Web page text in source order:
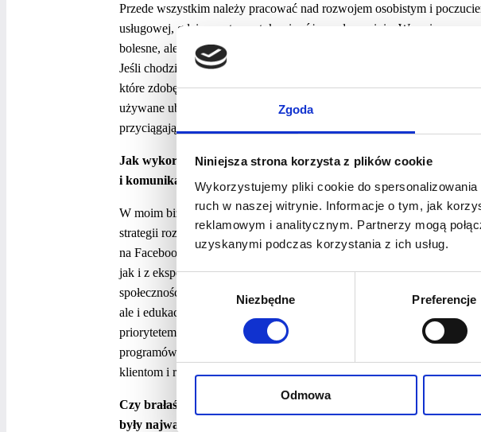
Zgoda
Niniejsza strona korzysta z plików cookie
Wykorzystujemy pliki cookie do
ruch w naszej witrynie. Informacje o tym, jak
reklamowym i analitycznym. Partnerzy mogą
uzyskanymi podczas korzystania z ich usług.
zgody
Niezbędne Preferencje
Odmowa
Przede wszystkim należy pracować nad rozwojem osobistym i
usługowej, gdzie często spotyka się różnorodne opinie. W moim
bolesne, ale dzięki wsparciu bliskich i pracy nad sobą nauczyłam się
Jeśli chodzi o pierwsze kroki w biznesie, to trzeba po prostu zacząć.
które zdobędziesz, będzie bezcenne. Na przykład, jeśli interesuje Cię
używane ubrania na Vinted. To świetny sposób, aby nauczyć się
przyciągające opisy. Ta wiedza i doświadczenie będą nieocenione, gdy
Jak wykorzystujesz media społecznościowe i nowoczesne
i komunikacji z klientami?
W moim biznesie media społecznościowe i nowoczesne narzędzia
strategii rozwoju. Koncentruję się na stałym prowadzeniu kanałów na
na Facebooku oraz Instagram. Każda z nich to unikalna szansa na
jak i z ekspertami z różnych branż, pozwalają mi prezentować wiedzę i
społecznościowych kluczowe są konsekwencja i systematyczność.
ale i edukacyjne, aby moi obserwatorzy mogli z nich czerpać wiedzę.
priorytetem. Ponadto ciągle uczymy się obsługi nowych narzędzi i
programów wspierających naszą pracę. To daje możliwość
klientom i rozwijać firmę.
Czy brałaś udział w jakichś programach rozwojowych lub
były najważniejsze wnioski, które z nich wyciągnęłaś?